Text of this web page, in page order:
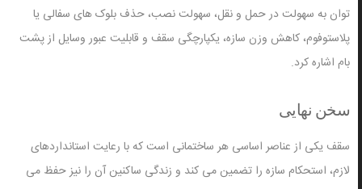
توان به سهولت در حمل و نقل، سهولت نصب، حذف بلوک های سفالی یا
پلاستوفوم، کاهش وزن سازه، یکپارچگی سقف و قابلیت عبور وسایل از پشت
بام اشاره کرد.
سخن نهایی
سقف یکی از عناصر اساسی هر ساختمانی است که با رعایت استانداردهای
لازم، استحکام سازه را تضمین می کند و زندگی ساکنین آن را نیز حفظ می